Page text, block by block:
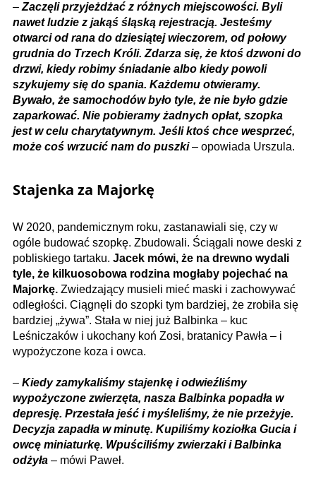
– Zaczęli przyjeżdżać z różnych miejscowości. Byli
nawet ludzie z jakąś śląską rejestracją. Jesteśmy
otwarci od rana do dziesiątej wieczorem, od połowy
grudnia do Trzech Króli. Zdarza się, że ktoś dzwoni do
drzwi, kiedy robimy śniadanie albo kiedy powoli
szykujemy się do spania. Każdemu otwieramy.
Bywało, że samochodów było tyle, że nie było gdzie
zaparkować. Nie pobieramy żadnych opłat, szopka
jest w celu charytatywnym. Jeśli ktoś chce wesprzeć,
może coś wrzucić nam do puszki– opowiada Urszula.
Stajenka za Majorkę
W 2020, pandemicznym roku, zastanawiali się, czy w
ogóle budować szopkę. Zbudowali. Ściągali nowe deski z
pobliskiego tartaku. Jacek mówi, że na drewno wydali
tyle, że kilkuosobowa rodzina mogłaby pojechać na
Majorkę. Zwiedzający musieli mieć maski i zachowywać
odległości. Ciągnęli do szopki tym bardziej, że zrobiła się
bardziej „żywa”. Stała w niej już Balbinka – kuc
Leśniczaków i ukochany koń Zosi, bratanicy Pawła – i
wypożyczone koza i owca.
– Kiedy zamykaliśmy stajenkę i odwieźliśmy
wypożyczone zwierzęta, nasza Balbinka popadła w
depresję. Przestała jeść i myśleliśmy, że nie przeżyje.
Decyzja zapadła w minutę. Kupiliśmy koziołka Gucia i
owcę miniaturkę. Wpuściliśmy zwierzaki i Balbinka
odżyła – mówi Paweł.